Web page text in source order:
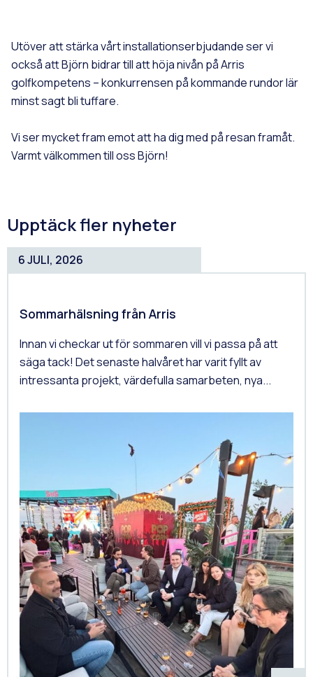
Utöver att stärka vårt installationserbjudande ser vi
också att Björn bidrar till att höja nivån på Arris
golfkompetens – konkurrensen på kommande rundor lär
minst sagt bli tuffare.
Vi ser mycket fram emot att ha dig med på resan framåt.
Varmt välkommen till oss Björn!
Upptäck fler nyheter
6 JULI, 2026
Sommarhälsning från Arris
Innan vi checkar ut för sommaren vill vi passa på att
säga tack! Det senaste halvåret har varit fyllt av
intressanta projekt, värdefulla samarbeten, nya...